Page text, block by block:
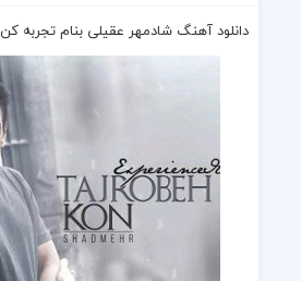
دانلود آهنگ شادمهر عقیلی بنام تجربه کن